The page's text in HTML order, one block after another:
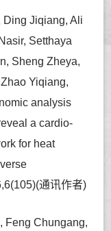
Ding Jiqiang, Ali
Setthaya
Sheng Zheya,
Yiqiang,
analysis
a cardio-
for heat
通讯作者)
Feng Chungang,